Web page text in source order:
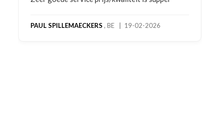
bestelling al ontvangen met gifts, waardoor je